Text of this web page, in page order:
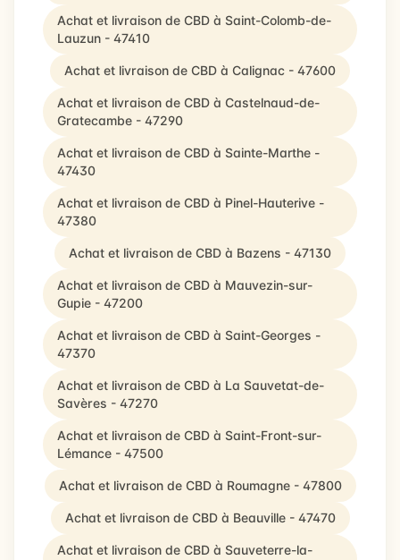
Achat et livraison de CBD à Saint-Colomb-de-
Lauzun - 47410
Achat et livraison de CBD à Calignac - 47600
Achat et livraison de CBD à Castelnaud-de-
Gratecambe - 47290
Achat et livraison de CBD à Sainte-Marthe -
47430
Achat et livraison de CBD à Pinel-Hauterive -
47380
Achat et livraison de CBD à Bazens - 47130
Achat et livraison de CBD à Mauvezin-sur-
Gupie - 47200
Achat et livraison de CBD à Saint-Georges -
47370
Achat et livraison de CBD à La Sauvetat-de-
Savères - 47270
Achat et livraison de CBD à Saint-Front-sur-
Lémance - 47500
Achat et livraison de CBD à Roumagne - 47800
Achat et livraison de CBD à Beauville - 47470
Achat et livraison de CBD à Sauveterre-la-